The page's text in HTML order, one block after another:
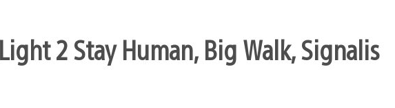
2 Stay Human, Big Walk, Signalis